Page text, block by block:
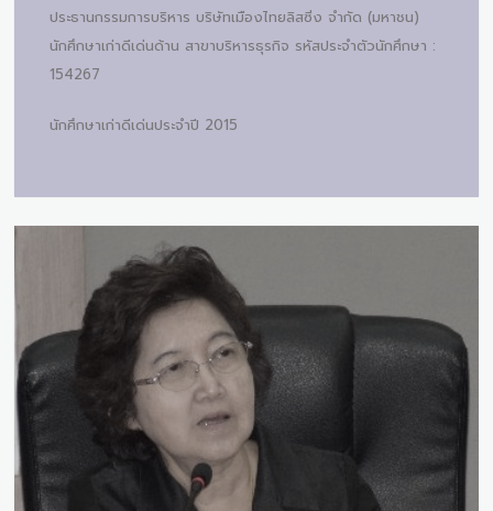
ประธานกรรมการบริหาร บริษัทเมืองไทยลิสซิ่ง จำกัด (มหาชน)
นักศึกษาเก่าดีเด่นด้าน สาขาบริหารธุรกิจ รหัสประจำตัวนักศึกษา :
154267
นักศึกษาเก่าดีเด่นประจำปี 2015